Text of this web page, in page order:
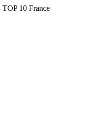
TOP 10 France